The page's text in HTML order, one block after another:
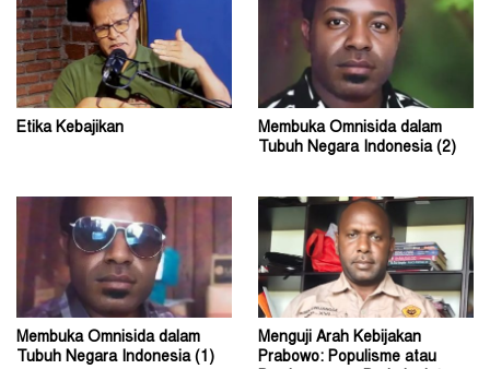
Etika Kebajikan
Membuka Omnisida dalam
Tubuh Negara Indonesia (2)
Membuka Omnisida dalam
Tubuh Negara Indonesia (1)
Menguji Arah Kebijakan
Prabowo: Populisme atau